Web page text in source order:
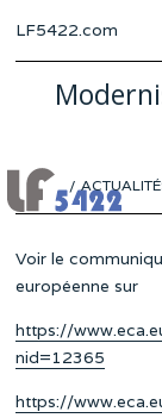
LF5422.com
Voir le
européenne sur
https://
nid=12365
https://